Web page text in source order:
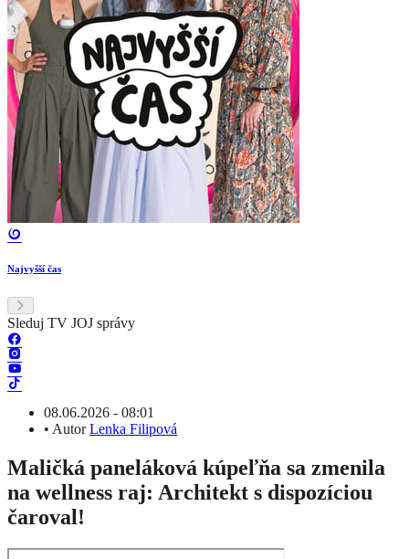
Najvyšší čas
Sleduj TV JOJ správy
08.06.2026 - 08:01
• AutorLenka Filipová
Maličká paneláková kúpeľňa sa zmenila
na wellness raj: Architekt s dispozíciou
čaroval!